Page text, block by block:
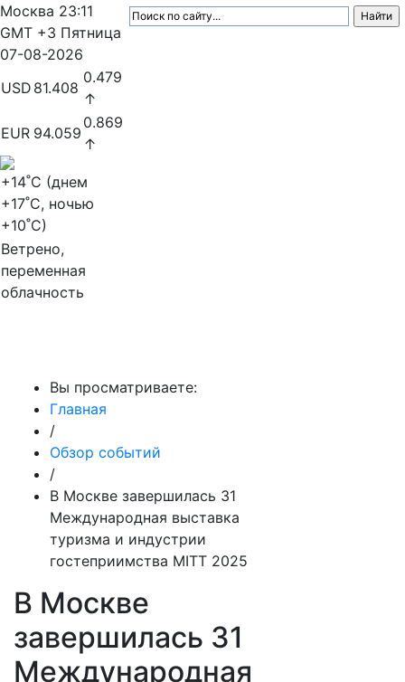
Москва 23:11
GMT +3 Пятница
07-08-2026
USD 81.408
0.479
↑
EUR 94.059
0.869
↑
+14˚C (днем
+17˚C, ночью
+10˚C)
Ветрено,
переменная
облачность
Вы просматриваете:
Главная
/
Обзор событий
/
В Москве завершилась 31
Международная выставка
туризма и индустрии
гостеприимства MITT 2025
В Москве
завершилась 31
Международная